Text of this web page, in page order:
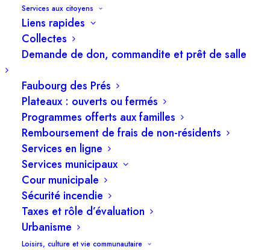
Services aux citoyens
Liens rapides
Collectes
Demande de don, commandite et prêt de salle
Faubourg des Prés
Plateaux : ouverts ou fermés
Programmes offerts aux familles
Remboursement de frais de non-résidents
Services en ligne
Services municipaux
Cour municipale
Sécurité incendie
Taxes et rôle d’évaluation
Urbanisme
Loisirs, culture et vie communautaire